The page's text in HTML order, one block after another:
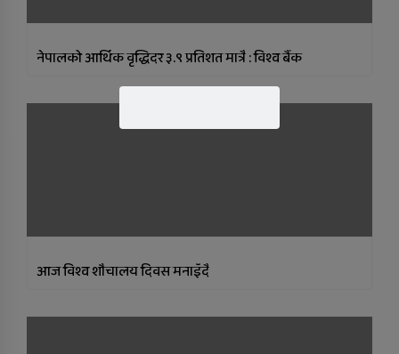
नेपालको आर्थिक वृद्धिदर ३.९ प्रतिशत मात्रै : विश्व बैंक
आज विश्व शौचालय दिवस मनाइँदै